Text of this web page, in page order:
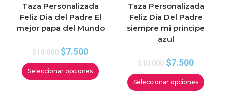
Taza Personalizada
Feliz Dia del Padre El
mejor papa del Mundo
$10.000 $7.500
Seleccionar opciones
Taza Personalizada
Feliz Dia Del Padre
siempre mi principe
azul
$10.000 $7.500
Seleccionar opciones